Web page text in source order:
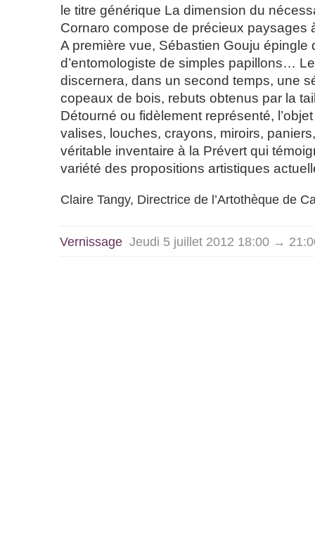
le titre générique La dimension du
Cornaro compose de précieux paysages
A première vue, Sébastien Gouju épingle
d’entomologiste de simples papillons…
discernera, dans un second temps, une
copeaux de bois, rebuts obtenus par la
Détourné ou fidèlement représenté,
valises, louches, crayons, miroirs,
véritable inventaire à la Prévert qui
variété des propositions artistiques
Claire Tangy, Directrice de l’Artothèque de
Vernissage Jeudi 5 juillet 2012 18:00 →